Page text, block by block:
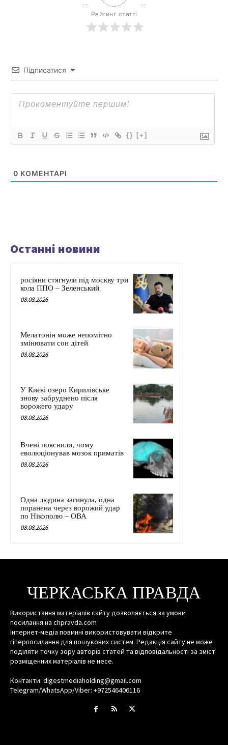
Рейтинг статті
Підписатися
{} [+]
0 КОМЕНТАРІ
Останні новини
росіяни стягнули під москву три
кола ППО – Зеленський
08.08.2026
Мелатонін може непомітно
змінювати сон дітей
08.08.2026
У Києві озеро Кирилівське
знову забруднено після
ворожего удару
08.08.2026
Вчені пояснили, чому
еволюціонував мозок приматів
08.08.2026
Одна людина загинула, одна
поранена через ворожий удар
по Нікополю – ОВА
08.08.2026
ЧЕРКАСЬКА ПРАВДА
Використання матеріалів сайту дозволяється за умови
посилання на chpravda.com
Інтернет-медіа повинні використовувати відкрите
гіперпосилання для пошукових систем. Редакція сайту не може
поділяти точку зору авторів статей та відповідальності за зміст
розміщенних матеріалів не несе.
Контакти: digestmediaholding@gmail.com
Telegram/WhatsApp/Viber: +972546406116